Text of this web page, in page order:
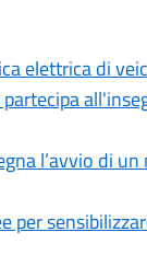
elettrica di
l’avvio di
per